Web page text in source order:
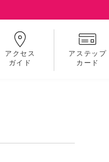
アクセス
ガイド
アステップ
カード